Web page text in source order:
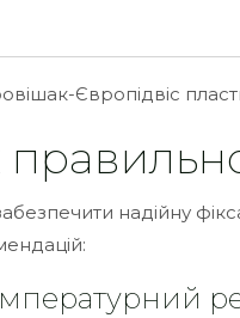
надійну